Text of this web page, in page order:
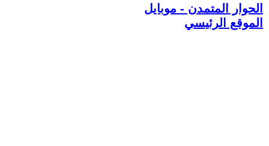
الحوار المتمدن - موبايل
الموقع الرئيسي